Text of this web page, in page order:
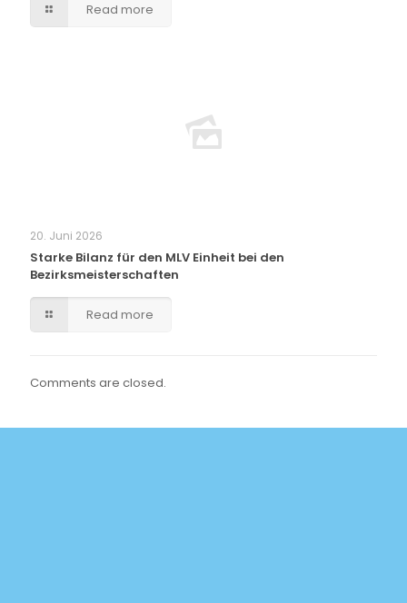
Read more
20. Juni 2026
Starke Bilanz für den MLV Einheit bei den
Bezirksmeisterschaften
Read more
Comments are closed.